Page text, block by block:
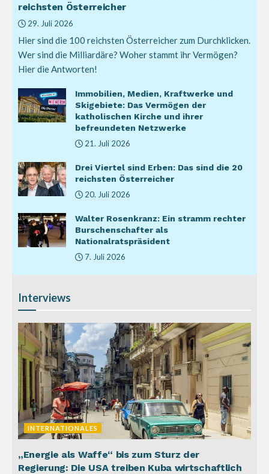
reichsten Österreicher
29. Juli 2026
Hier sind die 100 reichsten Österreicher zum Durchklicken.
Wer sind die Milliardäre? Woher stammt ihr Vermögen?
Hier die Antworten!
Immobilien, Medien, Kraftwerke und
Skigebiete: Das Vermögen der
katholischen Kirche und ihrer
befreundeten Netzwerke
21. Juli 2026
Drei Viertel sind Erben: Das sind die 20
reichsten Österreicher
20. Juli 2026
Walter Rosenkranz: Ein stramm rechter
Burschenschafter als
Nationalratspräsident
7. Juli 2026
Interviews
INTERNATIONALES
„Energie als Waffe“ bis zum Sturz der
Regierung: Die USA treiben Kuba wirtschaftlich